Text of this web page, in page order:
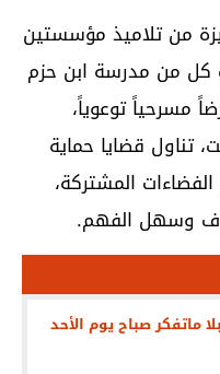
من تلاميذ مؤسستين
كل من مدرسة ابن حزم
مسرحياً توعوياً،
تناول قضايا حماية
الفضاءات المشتركة،
وسهل الفهم.
ماتفكر صباح يوم الأحد